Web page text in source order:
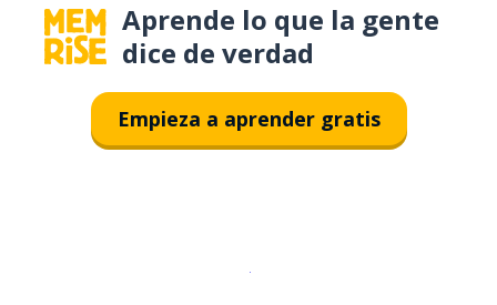
Aprende lo que la gente
dice de verdad
Empieza a aprender gratis